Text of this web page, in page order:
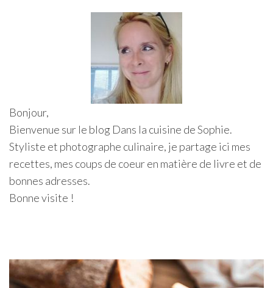
Bonjour,
Bienvenue sur le blog Dans la cuisine de Sophie.
Styliste et photographe culinaire, je partage ici mes
recettes, mes coups de coeur en matière de livre et de
bonnes adresses.
Bonne visite !